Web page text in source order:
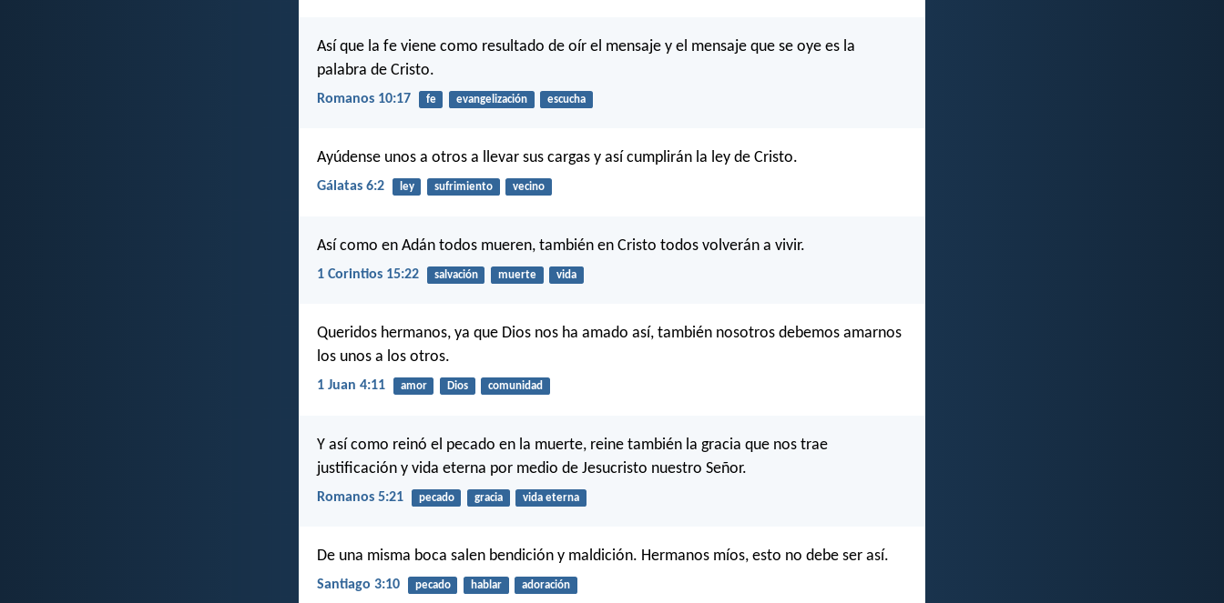
Así que la fe viene como resultado de oír el mensaje y el mensaje que se oye es la
palabra de Cristo.
Romanos 10:17 fe evangelización escucha
Ayúdense unos a otros a llevar sus cargas y así cumplirán la ley de Cristo.
Gálatas 6:2 ley sufrimiento vecino
Así como en Adán todos mueren, también en Cristo todos volverán a vivir.
1 Corintios 15:22 salvación muerte vida
Queridos hermanos, ya que Dios nos ha amado así, también nosotros debemos amarnos
los unos a los otros.
1 Juan 4:11 amor Dios comunidad
Y así como reinó el pecado en la muerte, reine también la gracia que nos trae
justificación y vida eterna por medio de Jesucristo nuestro Señor.
Romanos 5:21 pecado gracia vida eterna
De una misma boca salen bendición y maldición. Hermanos míos, esto no debe ser así.
Santiago 3:10 pecado hablar adoración